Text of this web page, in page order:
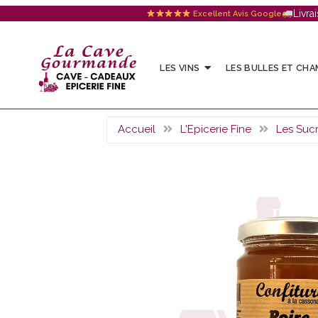
Excellent Avis Google
LES VINS LES BULLES ET
Accueil L'Epicerie Fine Les